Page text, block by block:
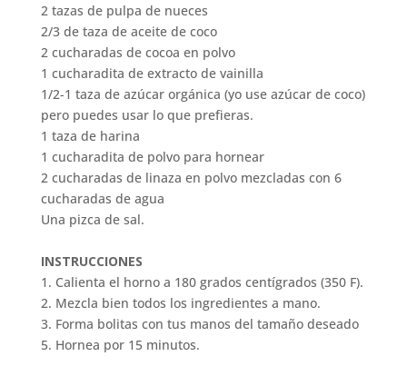
2 tazas de pulpa de nueces
2/3 de taza de aceite de coco
2 cucharadas de cocoa en polvo
1 cucharadita de extracto de vainilla
1/2-1 taza de azúcar orgánica (yo use azúcar de coco)
pero puedes usar lo que prefieras.
1 taza de harina
1 cucharadita de polvo para hornear
2 cucharadas de linaza en polvo mezcladas con 6
cucharadas de agua
Una pizca de sal.
INSTRUCCIONES
1. Calienta el horno a 180 grados centígrados (350 F).
2. Mezcla bien todos los ingredientes a mano.
3. Forma bolitas con tus manos del tamaño deseado
5. Hornea por 15 minutos.